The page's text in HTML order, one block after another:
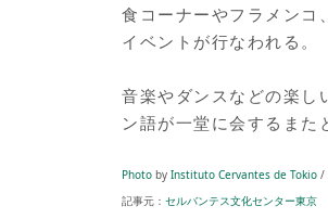
食コーナーやフラメンコ
イベントが行なわれる。
音楽やダンスなどの楽し
ン語が一堂に会するまた
Photo by Instituto Cervantes de Tokio /
記事元： セルバンテス文化センター東京